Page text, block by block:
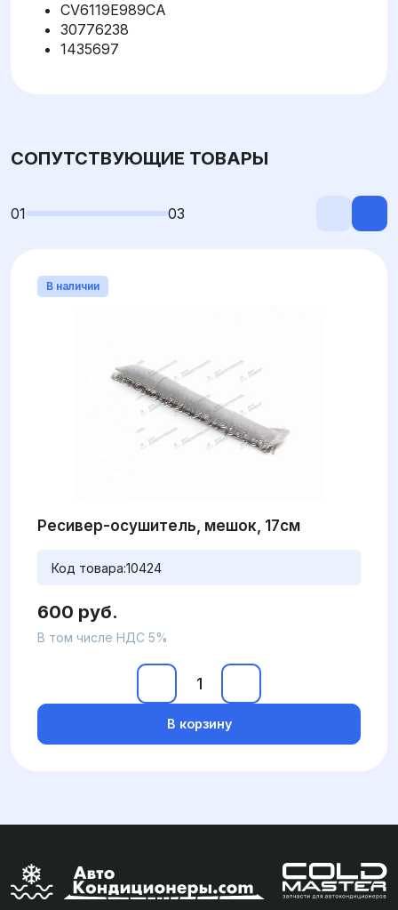
CV6119E989CA
30776238
1435697
СОПУТСТВУЮЩИЕ ТОВАРЫ
01 03
В наличии
Ресивер-осушитель, мешок, 17см
Код товара:10424
600 руб.
В том числе НДС 5%
В корзину